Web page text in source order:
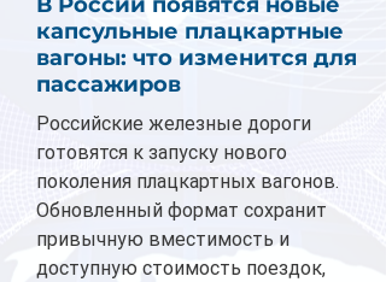
В России появятся новые
капсульные плацкартные
вагоны: что изменится для
пассажиров
Российские железные дороги
готовятся к запуску нового
поколения плацкартных вагонов.
Обновленный формат сохранит
привычную вместимость и
доступную стоимость поездок,